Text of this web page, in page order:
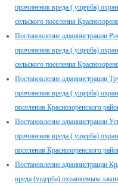
причинения вреда ( ущерба)
сельского поселения
Постановление администрации
причинения вреда ( ущерба)
сельского поселения
Постановление администрации
причинения вреда ( ущерба)
поселения Краснозоренского
Постановление администрации
причинения вреда ( ущерба)
поселения Краснозоренского
Постановление администрации
вреда (ущерба) охраняемым